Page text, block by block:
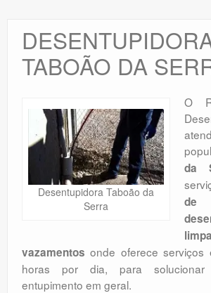
Limpa Fossa
Caça Vazamentos
Galeria De Fotos
Orçamento
Comentários
TABOÃO DA
Desentupidora Taboão da
Serra
O
da
vazamentos onde oferece serviços
horas por dia, para solucionar
entupimento em geral.